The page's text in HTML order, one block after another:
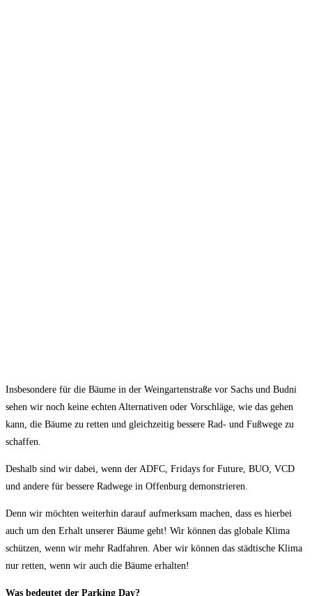
Insbesondere für die Bäume in der Weingartenstraße vor Sachs und Budni
sehen wir noch keine echten Alternativen oder Vorschläge, wie das gehen
kann, die Bäume zu retten und gleichzeitig bessere Rad- und Fußwege zu
schaffen.
Deshalb sind wir dabei, wenn der ADFC, Fridays for Future, BUO, VCD
und andere für bessere Radwege in Offenburg demonstrieren.
Denn wir möchten weiterhin darauf aufmerksam machen, dass es hierbei
auch um den Erhalt unserer Bäume geht! Wir können das globale Klima
schützen, wenn wir mehr Radfahren. Aber wir können das städtische Klima
nur retten, wenn wir auch die Bäume erhalten!
Was bedeutet der Parking Day?